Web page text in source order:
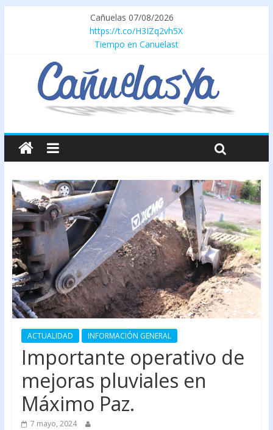
Cañuelas 07/08/2026
https://t.co/H3IZq2vh5X
Tiempo en Canuelast
ACTUALIDAD INFORMACIÓN GENERAL
Importante operativo de
mejoras pluviales en
Máximo Paz.
7 mayo, 2024